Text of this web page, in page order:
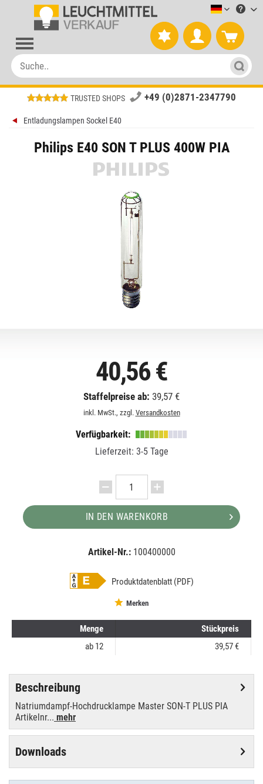
TRUSTED SHOPS +49 (0)2871-2347790
Entladungslampen Sockel E40
Philips E40 SON T PLUS 400W PIA
40,56 €
Staffelpreise ab: 39,57 €
inkl. MwSt., zzgl. Versandkosten
Verfügbarkeit:
Lieferzeit: 3-5 Tage
IN DEN WARENKORB
Artikel-Nr.: 100400000
Produktdatenblatt (PDF)
Merken
Menge
Stückpreis
ab 12 39,57 €
Beschreibung
Natriumdampf-Hochdrucklampe Master SON-T PLUS PIA
Artikelnr... mehr
Downloads